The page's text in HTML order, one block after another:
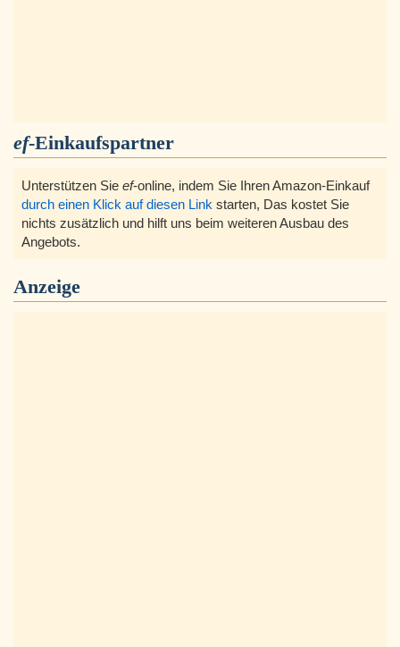
ef-Einkaufspartner
Unterstützen Sie ef-online, indem Sie Ihren Amazon-Einkauf
durch einen Klick auf diesen Link starten, Das kostet Sie
nichts zusätzlich und hilft uns beim weiteren Ausbau des
Angebots.
Anzeige